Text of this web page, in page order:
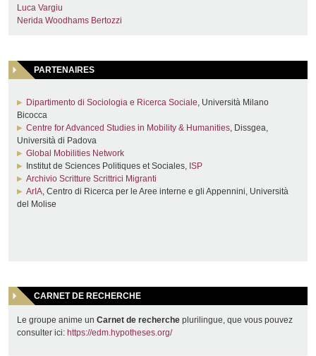
Luca Vargiu
Nerida Woodhams Bertozzi
PARTENAIRES
Dipartimento di Sociologia e Ricerca Sociale, Università Milano
Bicocca
Centre for Advanced Studies in Mobility & Humanities, Dissgea,
Università di Padova
Global Mobilities Network
Institut de Sciences Politiques et Sociales, ISP
Archivio Scritture Scrittrici Migranti
ArIA, Centro di Ricerca per le Aree interne e gli Appennini, Università
del Molise
CARNET DE RECHERCHE
Le groupe anime un Carnet de recherche plurilingue, que vous pouvez
consulter ici: https://edm.hypotheses.org/